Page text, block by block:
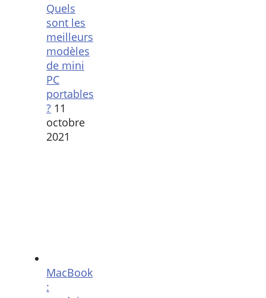
Quels
sont les
meilleurs
modèles
de mini
PC
portables
? 11
octobre
2021
MacBook
: